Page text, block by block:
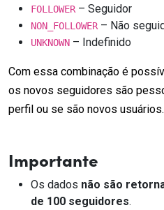
FOLLOWER– Seguidor
NON_FOLLOWER– Não
UNKNOWN – Indefinido
Com essa combinação é
os novos seguidores são
perfil ou se são novos usuários.
Importante
Os dados não são
de 100 seguidores.